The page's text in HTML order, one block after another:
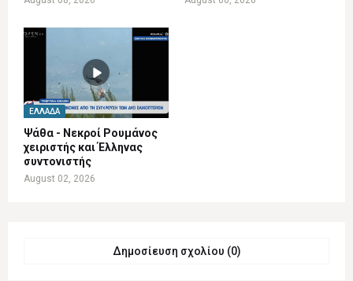
ΕΛΛΆΔΑ
Ψάθα - Νεκροί Ρουμάνος
χειριστής και Έλληνας
συντονιστής
August 02, 2026
Δημοσίευση σχολίου (0)